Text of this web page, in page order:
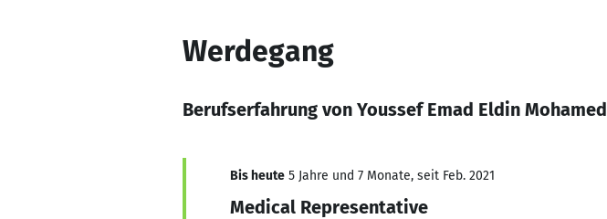
Werdegang
Berufserfahrung von Youssef Emad Eldin Mohamed
Bis heute 5 Jahre und 7 Monate, seit Feb. 2021
Medical Representative